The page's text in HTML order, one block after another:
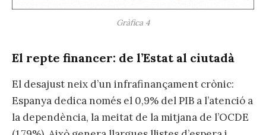
Gràfica 4
El repte financer: de l’Estat al ciutadà
El desajust neix d’un infrafinançament crònic:
Espanya dedica només el 0,9% del PIB a l’atenció a
la dependència, la meitat de la mitjana de l’OCDE